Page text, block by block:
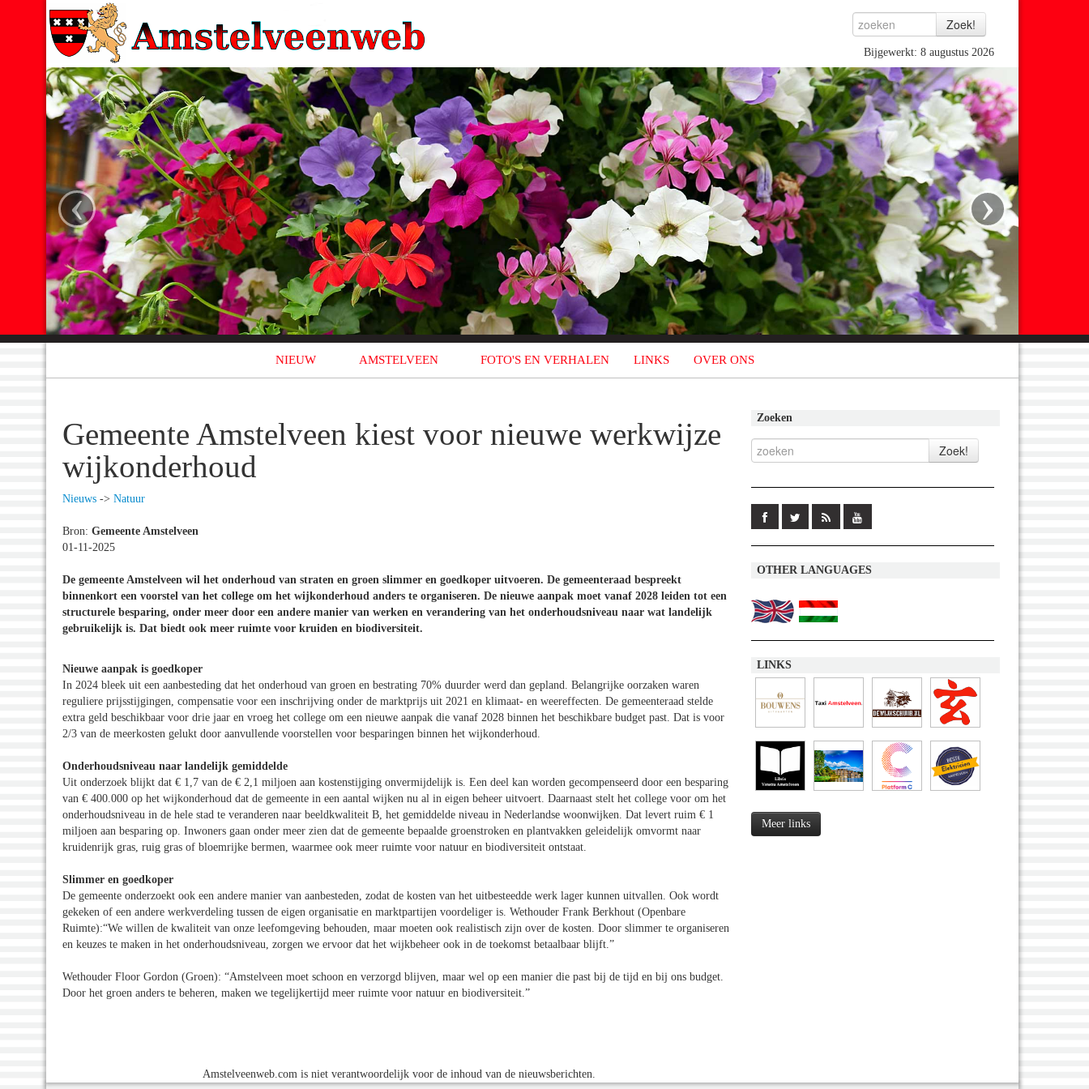
Bijgewerkt: 8 augustus 2026
‹ ›
NIEUW AMSTELVEEN FOTO'S EN VERHALEN LINKS OVER ONS
Gemeente Amstelveen kiest voor nieuwe werkwijze
wijkonderhoud
Nieuws -> Natuur
Bron: Gemeente Amstelveen
01-11-2025
De gemeente Amstelveen wil het onderhoud van straten en groen slimmer en goedkoper uitvoeren. De gemeenteraad bespreekt
binnenkort een voorstel van het college om het wijkonderhoud anders te organiseren. De nieuwe aanpak moet vanaf 2028 leiden tot een
structurele besparing, onder meer door een andere manier van werken en verandering van het onderhoudsniveau naar wat landelijk
gebruikelijk is. Dat biedt ook meer ruimte voor kruiden en biodiversiteit.
Nieuwe aanpak is goedkoper
In 2024 bleek uit een aanbesteding dat het onderhoud van groen en bestrating 70% duurder werd dan gepland. Belangrijke oorzaken waren
reguliere prijsstijgingen, compensatie voor een inschrijving onder de marktprijs uit 2021 en klimaat- en weereffecten. De gemeenteraad stelde
extra geld beschikbaar voor drie jaar en vroeg het college om een nieuwe aanpak die vanaf 2028 binnen het beschikbare budget past. Dat is voor
2/3 van de meerkosten gelukt door aanvullende voorstellen voor besparingen binnen het wijkonderhoud.
Onderhoudsniveau naar landelijk gemiddelde
Uit onderzoek blijkt dat € 1,7 van de € 2,1 miljoen aan kostenstijging onvermijdelijk is. Een deel kan worden gecompenseerd door een besparing
van € 400.000 op het wijkonderhoud dat de gemeente in een aantal wijken nu al in eigen beheer uitvoert. Daarnaast stelt het college voor om het
onderhoudsniveau in de hele stad te veranderen naar beeldkwaliteit B, het gemiddelde niveau in Nederlandse woonwijken. Dat levert ruim € 1
miljoen aan besparing op. Inwoners gaan onder meer zien dat de gemeente bepaalde groenstroken en plantvakken geleidelijk omvormt naar
kruidenrijk gras, ruig gras of bloemrijke bermen, waarmee ook meer ruimte voor natuur en biodiversiteit ontstaat.
Slimmer en goedkoper
De gemeente onderzoekt ook een andere manier van aanbesteden, zodat de kosten van het uitbesteedde werk lager kunnen uitvallen. Ook wordt
gekeken of een andere werkverdeling tussen de eigen organisatie en marktpartijen voordeliger is. Wethouder Frank Berkhout (Openbare
Ruimte):“We willen de kwaliteit van onze leefomgeving behouden, maar moeten ook realistisch zijn over de kosten. Door slimmer te organiseren
en keuzes te maken in het onderhoudsniveau, zorgen we ervoor dat het wijkbeheer ook in de toekomst betaalbaar blijft.”
Wethouder Floor Gordon (Groen): “Amstelveen moet schoon en verzorgd blijven, maar wel op een manier die past bij de tijd en bij ons budget.
Door het groen anders te beheren, maken we tegelijkertijd meer ruimte voor natuur en biodiversiteit.”
Amstelveenweb.com is niet verantwoordelijk voor de inhoud van de nieuwsberichten.
Zoeken
OTHER LANGUAGES
LINKS
Meer links